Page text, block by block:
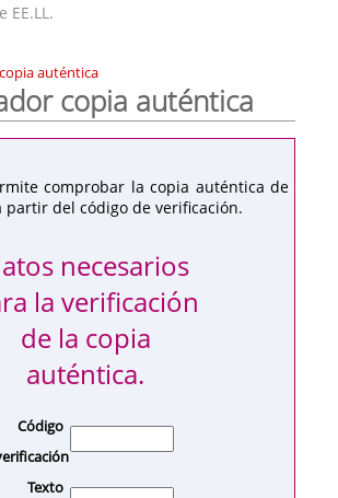
EE.LL.
auténtica
copia auténtica
comprobar la copia auténtica de
partir del código de verificación.
necesarios
la verificación
de la copia
auténtica.
Código
Texto